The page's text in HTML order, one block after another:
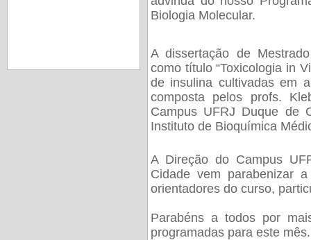
Biologia Molecular.
A dissertação de
como título “Toxicologia in
de insulina cultivadas em
composta pelos profs.
Campus UFRJ Duque de
Instituto de Bioquímica
A Direção do Campus
Cidade vem parabenizar
orientadores do curso,
Parabéns a todos por
programadas para este mês.